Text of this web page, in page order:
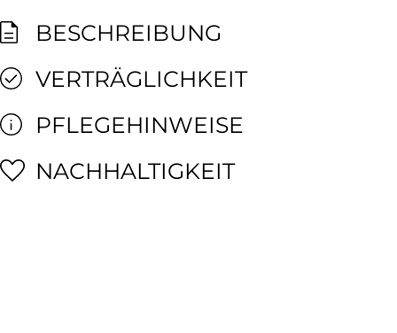
BESCHREIBUNG
VERTRÄGLICHKEIT
PFLEGEHINWEISE
NACHHALTIGKEIT